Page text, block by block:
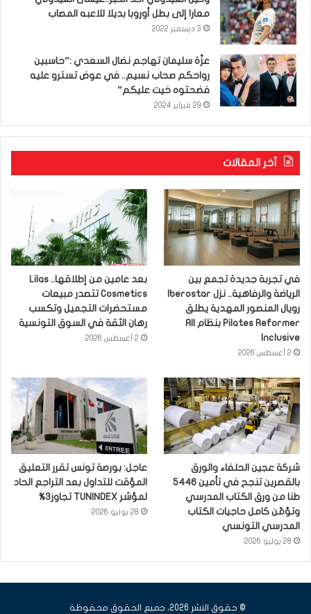
معارا إلى بطل أوروبا بديلا للاعبه المصاب
3 ديسمبر 2022
عزّة سليمان تهاجم نضال السعدي :”حاسبين
رواحكم صحاب نسيم.. في عوض تسترو عليه
فضحتوه خيت عليكم”
29 فبراير 2024
آخر المقالات
في تجربة جديدة تجمع بين
رويال المنصور المهدية يطلق
Pilates Reformer بنظام All
Inclusive
2 أغسطس 2026
بعد عامين من إطلاقها.. Lilas
Cosmetics تتصدر مبيعات
مستحضرات التجميل وتكسب
رهان الثقة في السوق التونسية
2 أغسطس 2026
شركة عجين الحلفاء والورق
بالقصرين تنجح في تأمين 5446
طنا من ورق الكتاب المدرسي
وتؤمّن كامل حاجيات الكتاب
المدرسي التونسي
28 يوليو 2026
عاجل: بورصة تونس تقرر التعليق
المؤقت للتداول بعد التراجع الحاد
لمؤشر TUNINDEX تجاوز3%
28 يوليو 2026
© حقوق النشر 2026، جميع الحقوق محفوظة